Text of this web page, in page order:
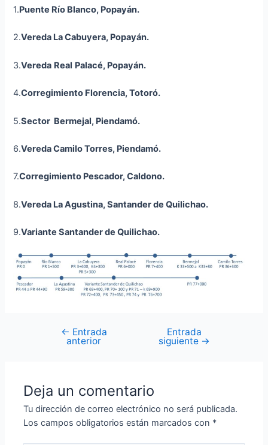
1.Puente Río Blanco, Popayán.
2.Vereda La Cabuyera, Popayán.
3.Vereda Real Palacé, Popayán.
4.Corregimiento Florencia, Totoró.
5.Sector Bermejal, Piendamó.
6.Vereda Camilo Torres, Piendamó.
7.Corregimiento Pescador, Caldono.
8.Vereda La Agustina, Santander de Quilichao.
9.VarianteSantander de Quilichao.
← Entrada
anterior
Entrada
siguiente →
Deja un comentario
Tu dirección de correo electrónico no será publicada.
Los campos obligatorios están marcados con *